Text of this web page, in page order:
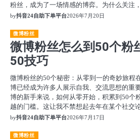
粉丝，成为了一场情感的博弈。为什么关注
by抖音24自助下单平台2026年7月20日
微博粉丝
微博粉丝怎么到50个粉
50技巧
微博粉丝的50个秘密：从零到一的奇妙旅程
博已经成为许多人展示自我、交流思想的重
博的新手来说，如何从零开始，积累到50个
越的门槛。这让我不禁想起去年在某个社交
by抖音24自助下单平台2026年7月17日
微博粉丝